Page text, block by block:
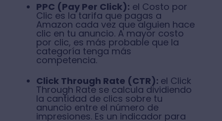
PPC (Pay Per Click): el Costo por
Clic es la tarifa que pagas a
Amazon cada vez que alguien hace
clic en tu anuncio. A mayor costo
por clic, es más probable que la
categoría tenga más
competencia.
Click Through Rate (CTR): el Click
Through Rate se calcula dividiendo
la cantidad de clics sobre tu
anuncio entre el número de
impresiones. Es un indicador para